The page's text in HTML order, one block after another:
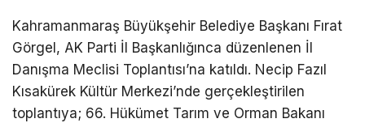
Kahramanmaraş Büyükşehir Belediye Başkanı Fırat
Görgel, AK Parti İl Başkanlığınca düzenlenen İl
Danışma Meclisi Toplantısı’na katıldı. Necip Fazıl
Kısakürek Kültür Merkezi’nde gerçekleştirilen
toplantıya; 66. Hükümet Tarım ve Orman Bakanı